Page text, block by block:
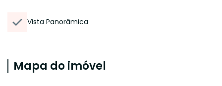
Vista Panorâmica
Mapa do imóvel